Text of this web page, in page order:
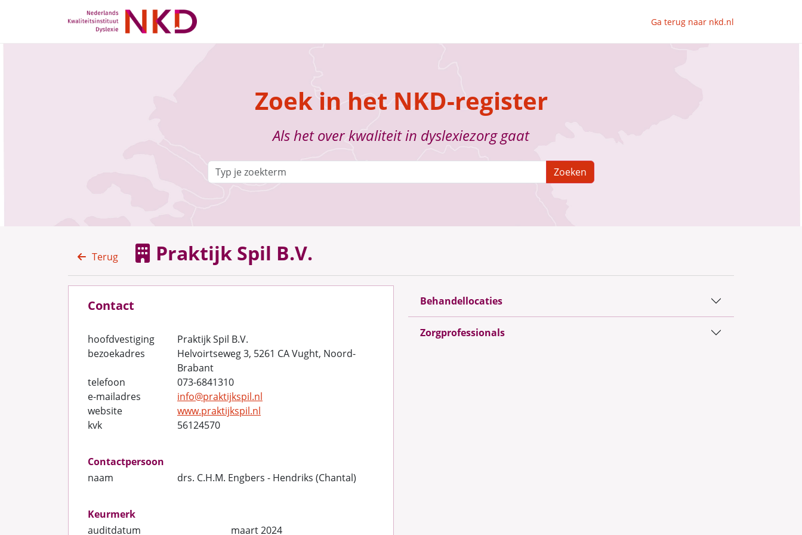
Ga terug naar nkd.nl
Zoek in het NKD-register
Als het over kwaliteit in dyslexiezorg gaat
Zoeken
Terug Praktijk Spil B.V.
Contact
hoofdvestiging
Praktijk Spil B.V.
bezoekadres
Helvoirtseweg 3, 5261 CA Vught, Noord-
Brabant
telefoon
073-6841310
e-mailadres
info@praktijkspil.nl
website
www.praktijkspil.nl
kvk
56124570
Contactpersoon
naam
drs. C.H.M. Engbers - Hendriks (Chantal)
Keurmerk
auditdatum
maart 2024
Behandellocaties
Zorgprofessionals